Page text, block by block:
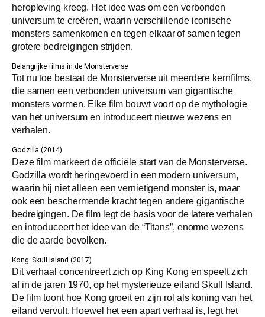
heropleving kreeg. Het idee was om een verbonden
universum te creëren, waarin verschillende iconische
monsters samenkomen en tegen elkaar of samen tegen
grotere bedreigingen strijden.
Belangrijke films in de Monsterverse
Tot nu toe bestaat de Monsterverse uit meerdere kernfilms,
die samen een verbonden universum van gigantische
monsters vormen. Elke film bouwt voort op de mythologie
van het universum en introduceert nieuwe wezens en
verhalen.
Godzilla (2014)
Deze film markeert de officiële start van de Monsterverse.
Godzilla wordt heringevoerd in een modern universum,
waarin hij niet alleen een vernietigend monster is, maar
ook een beschermende kracht tegen andere gigantische
bedreigingen. De film legt de basis voor de latere verhalen
en introduceert het idee van de “Titans”, enorme wezens
die de aarde bevolken.
Kong: Skull Island (2017)
Dit verhaal concentreert zich op King Kong en speelt zich
af in de jaren 1970, op het mysterieuze eiland Skull Island.
De film toont hoe Kong groeit en zijn rol als koning van het
eiland vervult. Hoewel het een apart verhaal is, legt het